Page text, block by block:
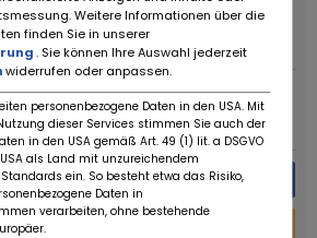
Oldtimer
Erstzulassung:
1971
Nachricht
Rechner
Weitere Informationen über die
finden Sie in unserer
. Sie können Ihre Auswahl jederzeit
widerrufen oder anpassen.
personenbezogene Daten in den USA. Mit
dieser Services stimmen Sie auch der
in den USA gemäß Art. 49 (1) lit. a DSGVO
als Land mit unzureichendem
ein. So besteht etwa das Risiko,
Daten in
verarbeiten, ohne bestehende